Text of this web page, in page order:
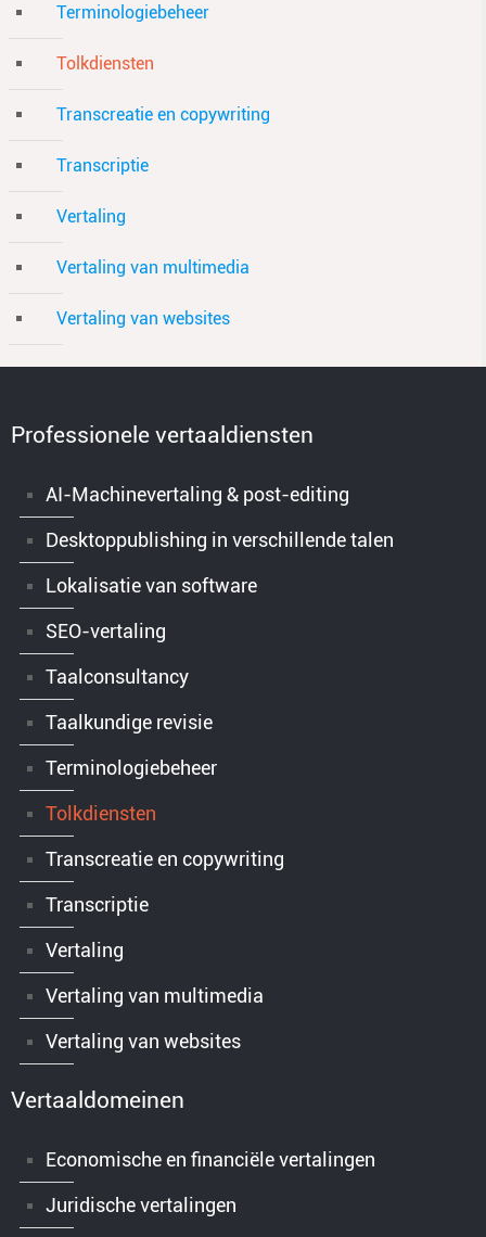
Terminologiebeheer
Tolkdiensten
Transcreatie en copywriting
Transcriptie
Vertaling
Vertaling van multimedia
Vertaling van websites
Professionele vertaaldiensten
AI-Machinevertaling & post-editing
Desktoppublishing in verschillende talen
Lokalisatie van software
SEO-vertaling
Taalconsultancy
Taalkundige revisie
Terminologiebeheer
Tolkdiensten
Transcreatie en copywriting
Transcriptie
Vertaling
Vertaling van multimedia
Vertaling van websites
Vertaaldomeinen
Economische en financiële vertalingen
Juridische vertalingen